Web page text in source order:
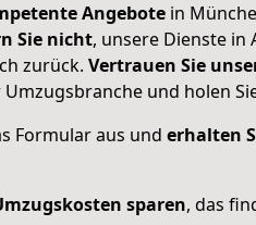
Angebote in
Sie nicht, unsere Dienste in
zurück. Vertrauen Sie
Umzugsbranche und holen
Formular aus und erhalten
sparen, das